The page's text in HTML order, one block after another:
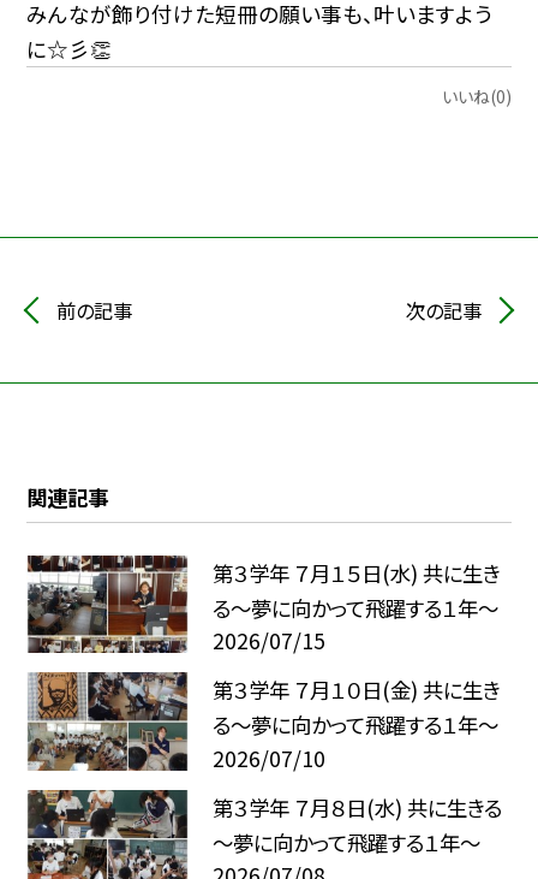
みんなが飾り付けた短冊の願い事も、叶いますよう
に☆彡👏
いいね(0)
前の記事 次の記事
関連記事
第３学年 ７月１５日(水) 共に生き
る～夢に向かって飛躍する１年～
2026/07/15
第３学年 ７月１０日(金) 共に生き
る～夢に向かって飛躍する１年～
2026/07/10
第３学年 ７月８日(水) 共に生きる
～夢に向かって飛躍する１年～